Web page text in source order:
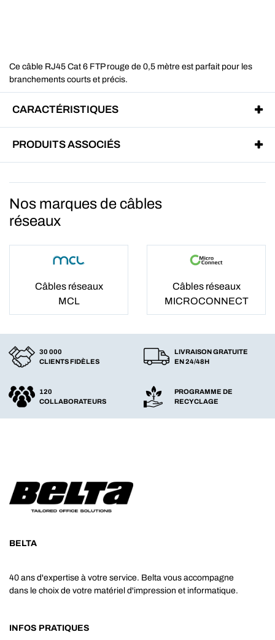
Ce câble RJ45 Cat 6 FTP rouge de 0,5 mètre est parfait pour les
branchements courts et précis.
CARACTÉRISTIQUES
PRODUITS ASSOCIÉS
Nos marques de câbles
réseaux
Câbles réseaux
MCL
Câbles réseaux
MICROCONNECT
30 000
CLIENTS FIDÈLES
LIVRAISON GRATUITE
EN 24/48H
120
COLLABORATEURS
PROGRAMME DE
RECYCLAGE
BELTA
40 ans d'expertise à votre service. Belta vous accompagne
dans le choix de votre matériel d'impression et informatique.
INFOS PRATIQUES